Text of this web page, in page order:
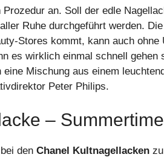
an. Soll der edle
Ruhe durchgeführt werden.
Stores kommt, kann auch
es wirklich einmal schnell
Mischung aus einem
Peter Philips.
– Summertime
den Chanel Kultnagellacken